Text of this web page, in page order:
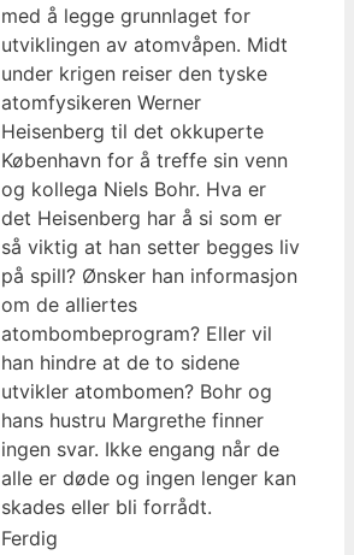
med å legge grunnlaget for
utviklingen av atomvåpen. Midt
under krigen reiser den tyske
atomfysikeren Werner
Heisenberg til det okkuperte
København for å treffe sin venn
og kollega Niels Bohr. Hva er
det Heisenberg har å si som er
så viktig at han setter begges liv
på spill? Ønsker han informasjon
om de alliertes
atombombeprogram? Eller vil
han hindre at de to sidene
utvikler atombomen? Bohr og
hans hustru Margrethe finner
ingen svar. Ikke engang når de
alle er døde og ingen lenger kan
skades eller bli forrådt.
Ferdig